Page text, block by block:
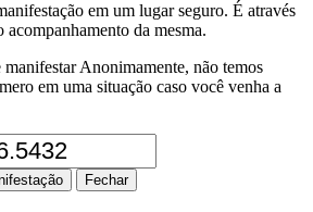
em um lugar seguro. É através
da mesma.
Anonimamente, não temos
em uma situação caso você venha a
Fechar